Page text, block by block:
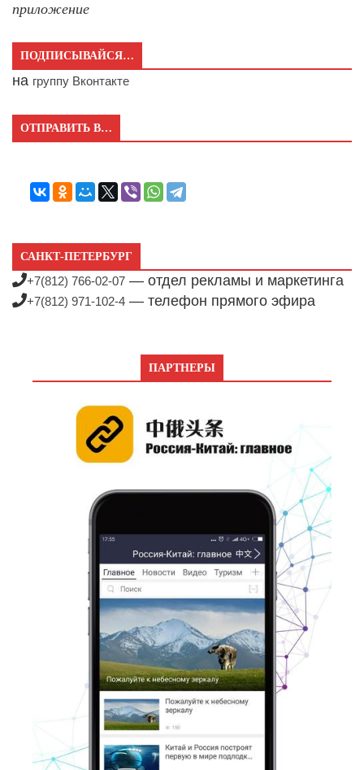
приложение
ПОДПИСЫВАЙСЯ…
на группу Вконтакте
ОТПРАВИТЬ В…
САНКТ-ПЕТЕРБУРГ
+7(812) 766-02-07 — отдел рекламы и маркетинга
+7(812) 971-102-4 — телефон прямого эфира
ПАРТНЕРЫ